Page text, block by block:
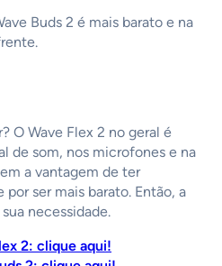
Buds 2 é mais barato e na
O Wave Flex 2 no geral é
de som, nos microfones e na
a vantagem de ter
ser mais barato. Então, a
necessidade.
2: clique aqui!